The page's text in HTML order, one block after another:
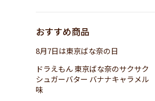
おすすめ商品
8月7日は東京ばな奈の日
ドラえもん 東京ばな奈のサクサク
シュガーバター バナナキャラメル
味